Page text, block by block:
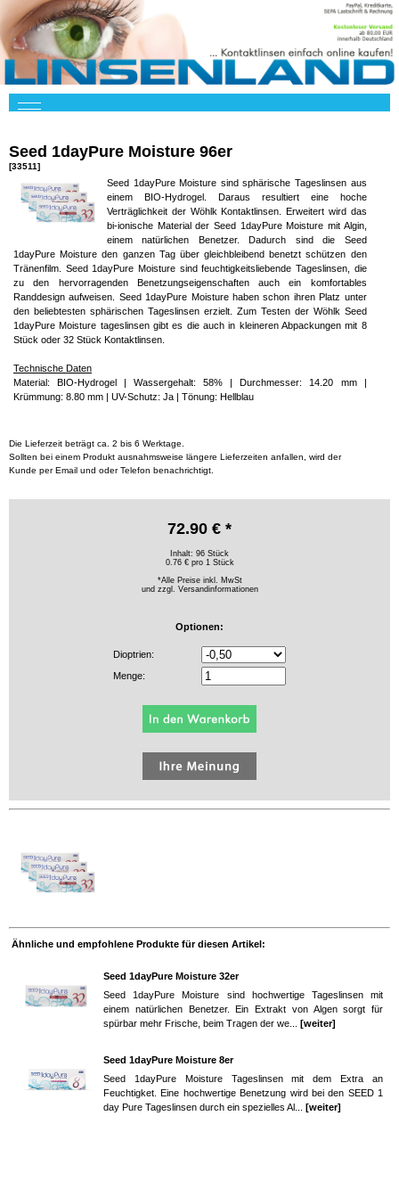
Seed 1dayPure Moisture 96er
[33511]
Seed 1dayPure Moisture sind sphärische Tageslinsen aus
einem BIO-Hydrogel. Daraus resultiert eine hoche
Verträglichkeit der Wöhlk Kontaktlinsen. Erweitert wird das
bi-ionische Material der Seed 1dayPure Moisture mit Algin,
einem natürlichen Benetzer. Dadurch sind die Seed
1dayPure Moisture den ganzen Tag über gleichbleibend benetzt schützen den
Tränenfilm. Seed 1dayPure Moisture sind feuchtigkeitsliebende Tageslinsen, die
zu den hervorragenden Benetzungseigenschaften auch ein komfortables
Randdesign aufweisen. Seed 1dayPure Moisture haben schon ihren Platz unter
den beliebtesten sphärischen Tageslinsen erzielt. Zum Testen der Wöhlk Seed
1dayPure Moisture tageslinsen gibt es die auch in kleineren Abpackungen mit 8
Stück oder 32 Stück Kontaktlinsen.
Technische Daten
Material: BIO-Hydrogel | Wassergehalt: 58% | Durchmesser: 14.20 mm |
Krümmung: 8.80 mm | UV-Schutz: Ja | Tönung: Hellblau
Die Lieferzeit beträgt ca. 2 bis 6 Werktage.
Sollten bei einem Produkt ausnahmsweise längere Lieferzeiten anfallen, wird der
Kunde per Email und oder Telefon benachrichtigt.
72.90 € *
Inhalt: 96 Stück
0.76 € pro 1 Stück
*Alle Preise inkl. MwSt
und zzgl. Versandinformationen
Optionen:
Dioptrien:
Menge:
Ähnliche und empfohlene Produkte für diesen Artikel:
Seed 1dayPure Moisture 32er
Seed 1dayPure Moisture sind hochwertige Tageslinsen mit
einem natürlichen Benetzer. Ein Extrakt von Algen sorgt für
spürbar mehr Frische, beim Tragen der we... [weiter]
Seed 1dayPure Moisture 8er
Seed 1dayPure Moisture Tageslinsen mit dem Extra an
Feuchtigket. Eine hochwertige Benetzung wird bei den SEED 1
day Pure Tageslinsen durch ein spezielles Al... [weiter]